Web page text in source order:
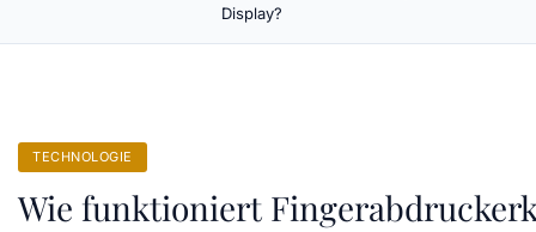
Display?
TECHNOLOGIE
Wie funktioniert